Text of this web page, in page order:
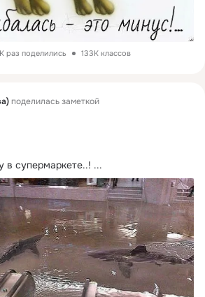
раз поделились 133K классов
поделилась заметкой
в супермаркете..! ...